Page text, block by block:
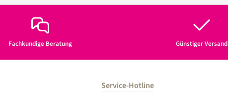
Fachkundige Beratung Günstiger Versand
Service-Hotline